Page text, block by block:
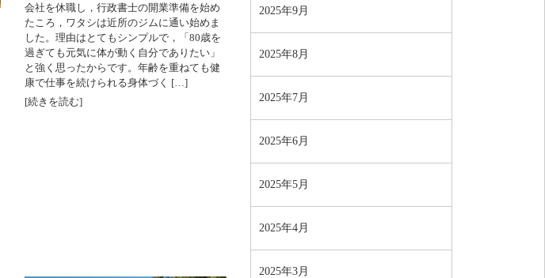
会社を休職し，行政書士の開業準備を始め
たころ，ワタシは近所のジムに通い始めま
した。理由はとてもシンプルで，「80歳を
過ぎても元気に体が動く自分でありたい」
と強く思ったからです。年齢を重ねても健
康で仕事を続けられる身体づく […]
[続きを読む]
2025年9月
2025年8月
2025年7月
2025年6月
2025年5月
2025年4月
2025年3月